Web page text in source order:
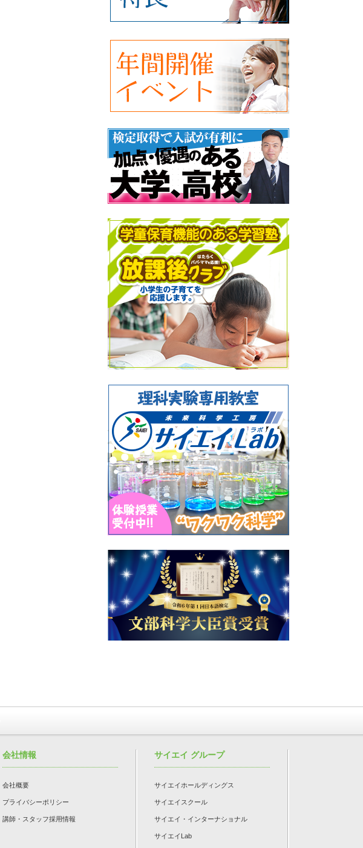
会社情報
会社概要
プライバシーポリシー
講師・スタッフ採用情報
サイエイ グループ
サイエイホールディングス
サイエイスクール
サイエイ・インターナショナル
サイエイLab